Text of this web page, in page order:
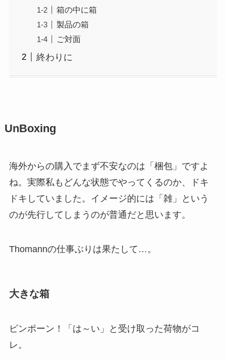
箱の中に箱
製品の箱
ご対面
終わりに
UnBoxing
海外からの購入でまず不安なのは「梱包」ですよ
ね。実際私もどんな状態でやってくるのか、ドキ
ドキしていました。イメージ的には「雑」という
のが先行してしまうのが普通だと思います。
Thomannの仕事ぶりは果たして…。
大きな箱
ピンポーン！「は～い」と受け取った荷物がコ
レ。